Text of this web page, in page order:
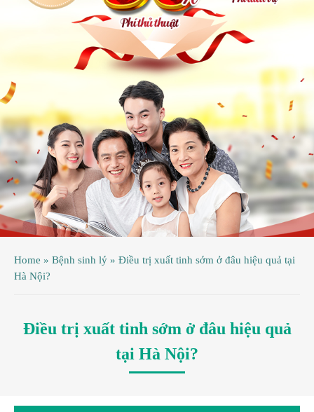
Home » Bệnh sinh lý» Điều trị xuất tinh sớm ở đâu hiệu quả tại
Hà Nội?
Điều trị xuất tinh sớm ở đâu hiệu quả
tại Hà Nội?